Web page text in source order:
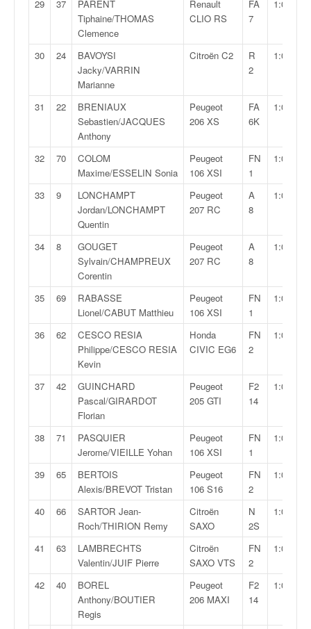
29 37
PARENT
Tiphaine/THOMAS
Clemence
Renault
CLIO RS
FA
7
1:00:37,4
30 24
BAVOYSI
Jacky/VARRIN
Marianne
Citroën C2
R
2
1:00:41,7
31 22
BRENIAUX
Sebastien/JACQUES
Anthony
Peugeot
206 XS
FA
6K
1:00:45,9
32 70
COLOM
Maxime/ESSELIN Sonia
Peugeot
106 XSI
FN
1
1:00:58,2
33 9
LONCHAMPT
Jordan/LONCHAMPT
Quentin
Peugeot
207 RC
A
8
1:00:59,3
34 8
GOUGET
Sylvain/CHAMPREUX
Corentin
Peugeot
207 RC
A
8
1:01:05,4
35 69
RABASSE
Lionel/CABUT Matthieu
Peugeot
106 XSI
FN
1
1:01:08,2
36 62
CESCO RESIA
Philippe/CESCO RESIA
Kevin
Honda
CIVIC EG6
FN
2
1:01:08,5
37 42
GUINCHARD
Pascal/GIRARDOT
Florian
Peugeot
205 GTI
F2
14
1:01:19,0
38 71
PASQUIER
Jerome/VIEILLE Yohan
Peugeot
106 XSI
FN
1
1:01:36,4
39 65
BERTOIS
Alexis/BREVOT Tristan
Peugeot
106 S16
FN
2
1:02:06,5
40 66
SARTOR Jean-
Roch/THIRION Remy
Citroën
SAXO
N
2S
1:02:19,9
41 63
LAMBRECHTS
Valentin/JUIF Pierre
Citroën
SAXO VTS
FN
2
1:02:22,3
42 40
BOREL
Anthony/BOUTIER
Regis
Peugeot
206 MAXI
F2
14
1:03:26,5